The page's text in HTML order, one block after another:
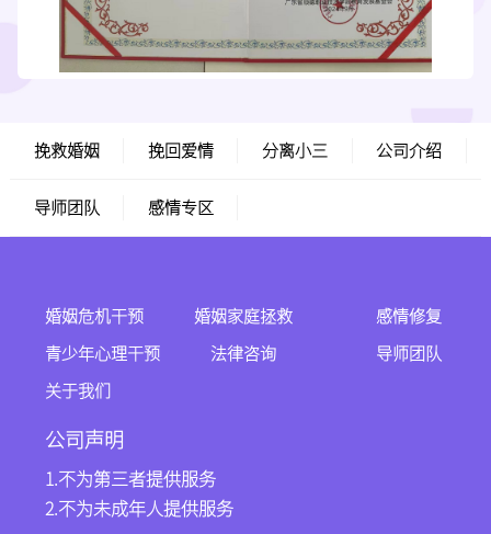
挽救婚姻 挽回爱情 分离小三 公司介绍
导师团队 感情专区
婚姻危机干预 婚姻家庭拯救 感情修复
青少年心理干预 法律咨询 导师团队
关于我们
公司声明
1.不为第三者提供服务
2.不为未成年人提供服务